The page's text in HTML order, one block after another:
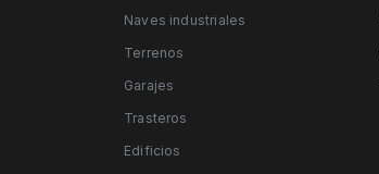
Naves industriales
Terrenos
Garajes
Trasteros
Edificios